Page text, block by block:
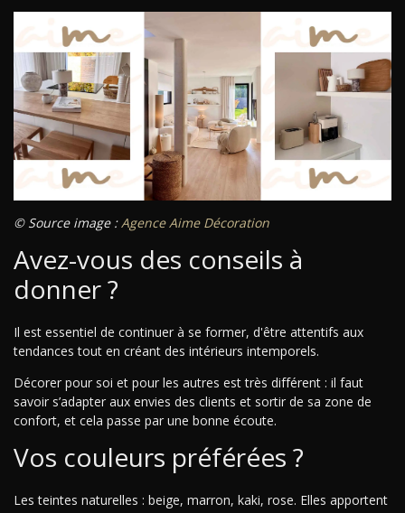
© Source image :Agence Aime Décoration
Avez-vous des conseils à
donner ?
Il est essentiel de continuer à se former, d'être attentifs aux
tendances tout en créant des intérieurs intemporels.
Décorer pour soi et pour les autres est très différent : il faut
savoir s’adapter aux envies des clients et sortir de sa zone de
confort, et cela passe par une bonne écoute.
Vos couleurs préférées ?
Les teintes naturelles : beige, marron, kaki, rose. Elles apportent